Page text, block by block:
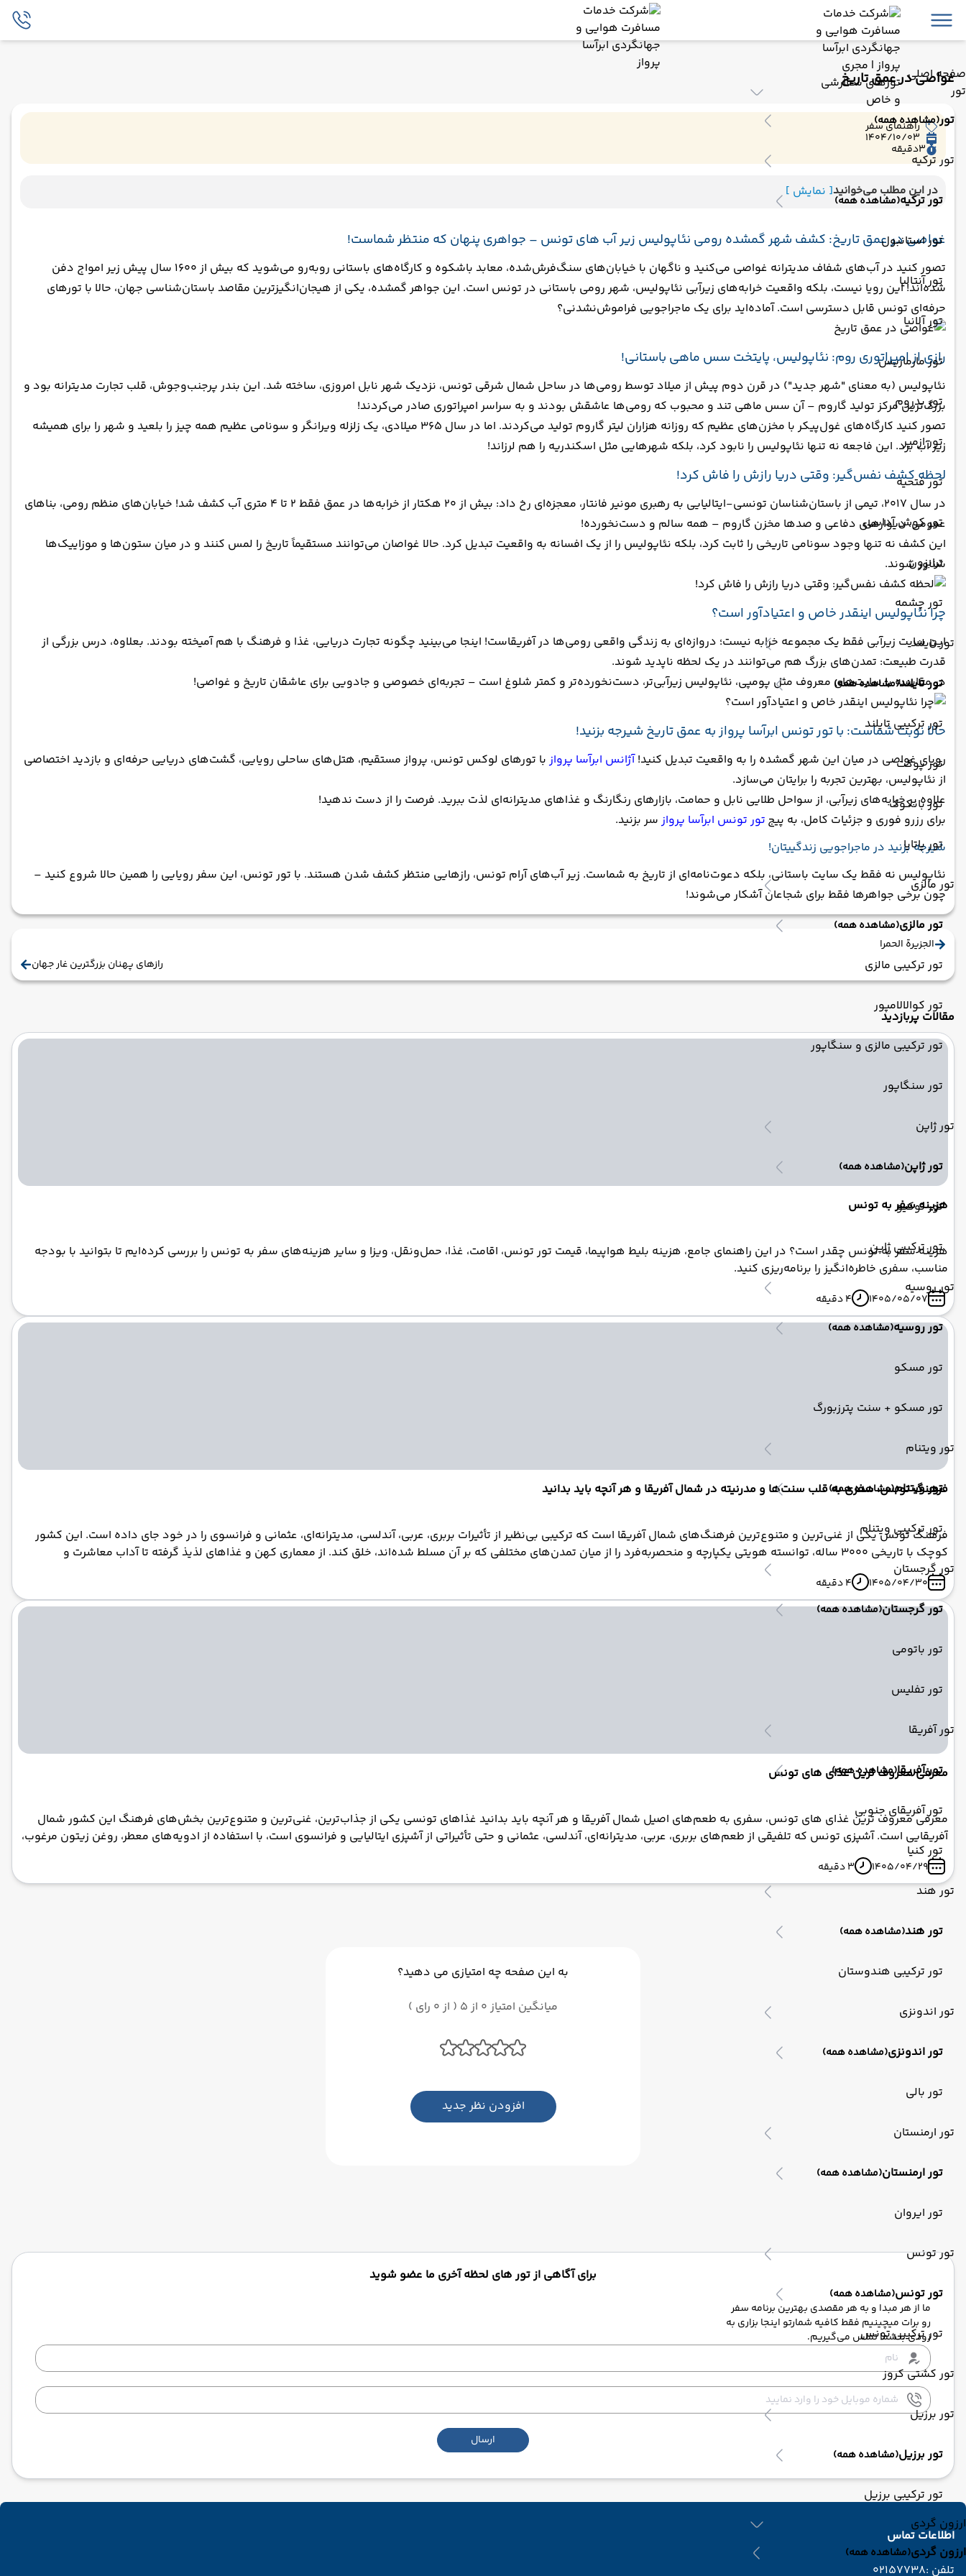
صفحه اصلی
تور
تور(مشاهده همه)
تور ترکیه
تور ترکیه(مشاهده همه)
تور استانبول
تور آنتالیا
تور آلانیا
تور مارماریس
تور بدروم
تور ازمیر
تور فتحیه
تور کوش آداسی
ترابزون
تور چشمه
تور تایلند
تور تایلند(مشاهده همه)
تور ترکیبی تایلند
تور پوکت
تور بانکوک
تور پاتایا
تور مالزی
تور مالزی(مشاهده همه)
تور ترکیبی مالزی
تور کوالالامپور
تور ترکیبی مالزی و سنگاپور
تور سنگاپور
تور ژاپن
تور ژاپن(مشاهده همه)
تور توکیو
تور ترکیبی ژاپن
تور روسیه
تور روسیه(مشاهده همه)
تور مسکو
تور مسکو + سنت پترزبورگ
تور ویتنام
تور ویتنام(مشاهده همه)
تور ترکیبی ویتنام
تور گرجستان
تور گرجستان(مشاهده همه)
تور باتومی
تور تفلیس
تور آفریقا
تور آفریقا(مشاهده همه)
تور آفریقای جنوبی
تور کنیا
تور هند
تور هند(مشاهده همه)
تور ترکیبی هندوستان
تور اندونزی
تور اندونزی(مشاهده همه)
تور بالی
تور ارمنستان
تور ارمنستان(مشاهده همه)
تور ایروان
تور تونس
تور تونس(مشاهده همه)
تور ترکیبی تونس
تور کشتی کروز
تور برزیل
تور برزیل(مشاهده همه)
تور ترکیبی برزیل
ارزون گردی
ارزون گردی(مشاهده همه)
غواصی در عمق تاریخ
راهنمای سفر
1404/10/03
3دقیقه
در این مطلب می‌خوانید[ نمایش ]
غواصی در عمق تاریخ: کشف شهر گمشده رومی نئاپولیس زیر آب‌ های تونس – جواهری پنهان که منتظر شماست!
تصور کنید در آب‌های شفاف مدیترانه غواصی می‌کنید و ناگهان با خیابان‌های سنگ‌فرش‌شده، معابد باشکوه و کارگاه‌های باستانی روبه‌رو می‌شوید که بیش از ۱۶۰۰ سال پیش زیر امواج دفن
شده‌اند! این رویا نیست، بلکه واقعیت خرابه‌های زیرآبی نئاپولیس، شهر رومی باستانی در تونس است. این جواهر گمشده، یکی از هیجان‌انگیزترین مقاصد باستان‌شناسی جهان، حالا با تورهای
حرفه‌ای تونس قابل دسترسی است. آماده‌اید برای یک ماجراجویی فراموش‌نشدنی؟
رازی از امپراتوری روم: نئاپولیس، پایتخت سس ماهی باستانی!
نئاپولیس (به معنای "شهر جدید") در قرن دوم پیش از میلاد توسط رومی‌ها در ساحل شمال شرقی تونس، نزدیک شهر نابل امروزی، ساخته شد. این بندر پرجنب‌وجوش، قلب تجارت مدیترانه بود و
بزرگ‌ترین مرکز تولید گاروم – آن سس ماهی تند و محبوب که رومی‌ها عاشقش بودند و به سراسر امپراتوری صادر می‌کردند!
تصور کنید کارگاه‌های غول‌پیکر با مخزن‌های عظیم که روزانه هزاران لیتر گاروم تولید می‌کردند. اما در سال ۳۶۵ میلادی، یک زلزله ویرانگر و سونامی عظیم همه چیز را بلعید و شهر را برای همیشه
زیر آب برد. این فاجعه نه تنها نئاپولیس را نابود کرد، بلکه شهرهایی مثل اسکندریه را هم لرزاند!
لحظه کشف نفس‌گیر: وقتی دریا رازش را فاش کرد!
در سال ۲۰۱۷، تیمی از باستان‌شناسان تونسی-ایتالیایی به رهبری مونیر فانتار، معجزه‌ای رخ داد: بیش از ۲۰ هکتار از خرابه‌ها در عمق فقط ۲ تا ۴ متری آب کشف شد! خیابان‌های منظم رومی، بناهای
عمومی، دیوارهای دفاعی و صدها مخزن گاروم – همه سالم و دست‌نخورده!
این کشف نه تنها وجود سونامی تاریخی را ثابت کرد، بلکه نئاپولیس را از یک افسانه به واقعیت تبدیل کرد. حالا غواصان می‌توانند مستقیماً تاریخ را لمس کنند و در میان ستون‌ها و موزاییک‌ها
شناور شوند.
چرا نئاپولیس اینقدر خاص و اعتیادآور است؟
این سایت زیرآبی فقط یک مجموعه خرابه نیست؛ دروازه‌ای به زندگی واقعی رومی‌ها در آفریقاست! اینجا می‌بینید چگونه تجارت دریایی، غذا و فرهنگ با هم آمیخته بودند. بعلاوه، درس بزرگی از
قدرت طبیعت: تمدن‌های بزرگ هم می‌توانند در یک لحظه ناپدید شوند.
در مقایسه با سایت‌های معروف مثل پومپی، نئاپولیس زیرآبی‌تر، دست‌نخورده‌تر و کمتر شلوغ است – تجربه‌ای خصوصی و جادویی برای عاشقان تاریخ و غواصی!
حالا نوبت شماست: با تور تونس ابرآسا پرواز به عمق تاریخ شیرجه بزنید!
رویای غواصی در میان این شهر گمشده را به واقعیت تبدیل کنید!آژانس ابرآسا پروازبا تورهای لوکس تونس، پرواز مستقیم، هتل‌های ساحلی رویایی، گشت‌های دریایی حرفه‌ای و بازدید اختصاصی
از نئاپولیس، بهترین تجربه را برایتان می‌سازد.
علاوه بر خرابه‌های زیرآبی، از سواحل طلایی نابل و حمامت، بازارهای رنگارنگ و غذاهای مدیترانه‌ای لذت ببرید. فرصت را از دست ندهید!
برای رزرو فوری و جزئیات کامل، به پیج تور تونس ابرآسا پروازسر بزنید.
شیرجه بزنید در ماجراجویی زندگییتان!
نئاپولیس نه فقط یک سایت باستانی، بلکه دعوت‌نامه‌ای از تاریخ به شماست. زیر آب‌های آرام تونس، رازهایی منتظر کشف شدن هستند. با تور تونس، این سفر رویایی را همین حالا شروع کنید –
چون برخی جواهرها فقط برای شجاعان آشکار می‌شوند!
الجزیرة الحمرا
رازهای پهنان بزرگترین غار جهان
مقالات پربازدید
هزینه سفر به تونس
هزینه سفر به تونس چقدر است؟ در این راهنمای جامع، هزینه بلیط هواپیما، قیمت تور تونس، اقامت، غذا، حمل‌ونقل، ویزا و سایر هزینه‌های سفر به تونس را بررسی کرده‌ایم تا بتوانید با بودجه
مناسب، سفری خاطره‌انگیز را برنامه‌ریزی کنید.
1405/05/07 4 دقیقه
فرهنگ تونس، سفری به قلب سنت‌ها و مدرنیته در شمال آفریقا و هر آنچه باید بدانید
فرهنگ تونس یکی از غنی‌ترین و متنوع‌ترین فرهنگ‌های شمال آفریقا است که ترکیبی بی‌نظیر از تأثیرات بربری، عربی، آندلسی، مدیترانه‌ای، عثمانی و فرانسوی را در خود جای داده است. این کشور
کوچک با تاریخی ۳۰۰۰ ساله، توانسته هویتی یکپارچه و منحصربه‌فرد را از میان تمدن‌های مختلفی که بر آن مسلط شده‌اند، خلق کند. از معماری کهن و غذاهای لذیذ گرفته تا آداب معاشرت و
جشن‌های رنگارنگ، هر گوشه از تونس داستانی برای روایت دارد. در این راهنما، شما را با مهم‌ترین ابعاد فرهنگ تونس آشنا می‌کنیم تا در سفرتان، درک عمیق‌تری از این سرزمین داشته باشید.
1405/04/30 4 دقیقه
معرفی معروف ترین غذای های تونس
معرفی معروف ترین غذای های تونس، سفری به طعم‌های اصیل شمال آفریقا و هر آنچه باید بدانید غذاهای تونسی یکی از جذاب‌ترین، غنی‌ترین و متنوع‌ترین بخش‌های فرهنگ این کشور شمال
آفریقایی است. آشپزی تونس که تلفیقی از طعم‌های بربری، عربی، مدیترانه‌ای، آندلسی، عثمانی و حتی تأثیراتی از آشپزی ایتالیایی و فرانسوی است، با استفاده از ادویه‌های معطر، روغن زیتون مرغوب،
سبزیجات تازه، گیاهان معطر و ماهی‌های دریای مدیترانه، تجربه‌ای بی‌نظیر و فراموش‌نشدنی را برای گردشگران رقم می‌زند. تاریخچه آشپزی تونس به هزاران سال پیش بازمی‌گردد و هر تمدنی که در
این سرزمین حضور داشته، اثری بر سفره تونسی‌ها گذاشته است. از فنیقی‌ها و رومی‌ها گرفته تا اعراب، بربرها، عثمانی‌ها و حتی فرانسوی‌ها، همگی در شکل‌گیری این آشپزی غنی و چندلایه نقش
داشته‌اند. جغرافیای متنوع تونس نیز بر تنوع غذایی آن تأثیر گذاشته است؛ از سواحل مدیترانه با ماهی‌های فراوان گرفته تا مناطق کویری با گوشت شتر و خرما و مناطق کوهستانی با سبزیجات
شوید و در سفر خود، حتماً آنها را امتحان کنید.
1405/04/29 3 دقیقه
به این صفحه چه امتیازی می دهید؟
میانگین امتیاز 0 از 5 ( از 0 رای )
افزودن نظر جدید
برای آگاهی از تور های لحظه آخری ما عضو شوید
ما از هر مبدا و به هر مقصدی بهترین برنامه سفر
رو برات میچینیم فقط کافیه شمارتو اینجا بزاری به
زودی با شما تماس می‌گیریم.
ارسال
اطلاعات تماس
تلفن :02157738